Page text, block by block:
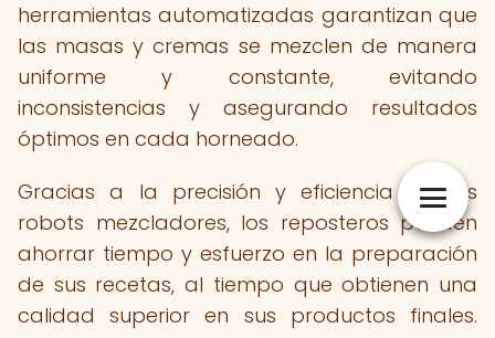
herramientas automatizadas garantizan que
las masas y cremas se mezclen de manera
uniforme y constante, evitando
inconsistencias y asegurando resultados
óptimos en cada horneado.
Gracias a la precisión y eficiencia de los
robots mezcladores, los reposteros pueden
ahorrar tiempo y esfuerzo en la preparación
de sus recetas, al tiempo que obtienen una
calidad superior en sus productos finales.